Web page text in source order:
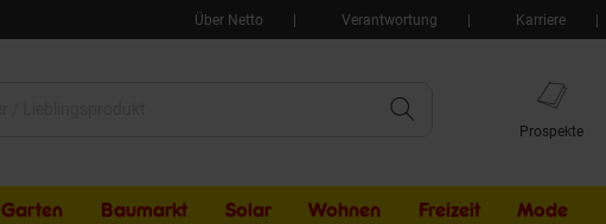
Über Netto Verantwortung Karriere
Prospekte
Garten Baumarkt Solar Wohnen Freizeit Mode